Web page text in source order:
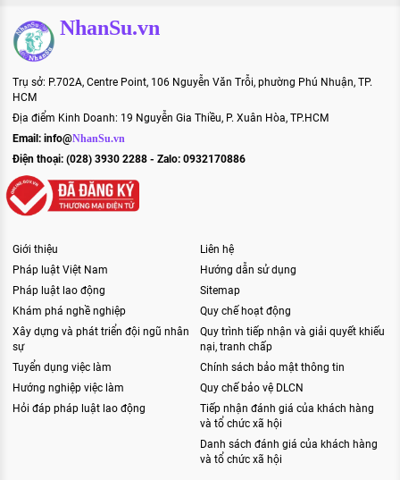
NhanSu.vn
Trụ sở: P.702A, Centre Point, 106 Nguyễn Văn Trỗi, phường Phú Nhuận, TP.
HCM
Địa điểm Kinh Doanh: 19 Nguyễn Gia Thiều, P. Xuân Hòa, TP.HCM
Email: info@NhanSu.vn
Điện thoại: (028) 3930 2288 - Zalo: 0932170886
Giới thiệu
Pháp luật Việt Nam
Pháp luật lao động
Khám phá nghề nghiệp
Xây dựng và phát triển đội ngũ nhân
sự
Tuyển dụng việc làm
Hướng nghiệp việc làm
Hỏi đáp pháp luật lao động
Liên hệ
Hướng dẫn sử dụng
Sitemap
Quy chế hoạt động
Quy trình tiếp nhận và giải quyết khiếu
nại, tranh chấp
Chính sách bảo mật thông tin
Quy chế bảo vệ DLCN
Tiếp nhận đánh giá của khách hàng
và tổ chức xã hội
Danh sách đánh giá của khách hàng
và tổ chức xã hội